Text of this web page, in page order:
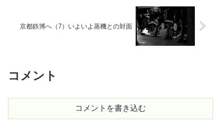
京都鉄博へ（7）いよいよ蒸機との対面
コメント
コメントを書き込む